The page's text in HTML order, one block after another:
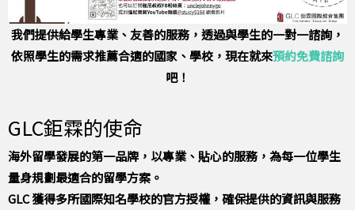
我們提供給學生專業、友善的服務，透過與學生的一對一諮詢，
依照學生的需求推薦合適的國家、學校，現在就來預約免費諮詢
吧！
GLC鉅霖的使命
海外留學發展的第一品牌，以專業、貼心的服務，為每一位學生
量身規劃最適合的留學方案。
GLC 獲得多所國際知名學校的官方授權，確保提供的資訊與服務